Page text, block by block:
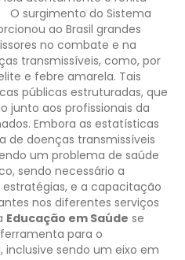
O surgimento do Sistema
ao Brasil grandes
no combate e na
transmissíveis, como, por
e febre amarela. Tais
públicas estruturadas, que
junto aos profissionais da
Embora as estatísticas
de doenças transmissíveis
um problema de saúde
sendo necessário a
e a capacitação
nos diferentes serviços
Educação em Saúde se
para o
inclusive sendo um eixo em